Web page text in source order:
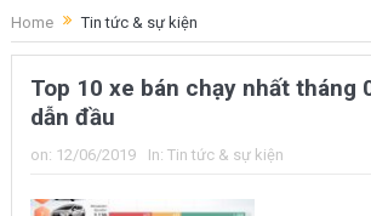
tên ô tô trong cùng tỉnh.
So sánh Toyota Veloz Cross và Toyota
nào?
Đánh giá tổng quan về xe Toyota Veloz
Home Tin tức & sự kiện
Top 10 xe bán chạy nhất tháng
dẫn đầu
on: 12/06/2019 In: Tin tức & sự kiện